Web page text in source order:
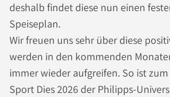
deshalb findet diese nun einen
Speiseplan.
Wir freuen uns sehr über diese
werden in den kommenden
immer wieder aufgreifen. So ist
Sport Dies 2026 der Philipps-